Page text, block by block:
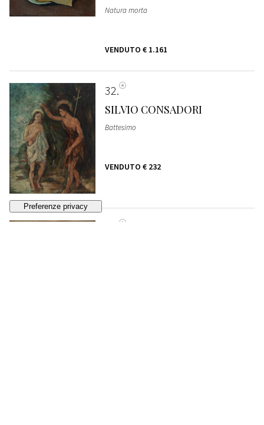
Natura morta
VENDUTO € 1.161
32
SILVIO CONSADORI
Battesimo
VENDUTO € 232